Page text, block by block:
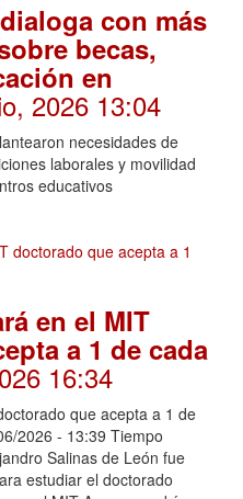
con más
becas,
en
2026 13:04
necesidades de
laborales y movilidad
educativos
en el MIT
a 1 de cada
16:34
que acepta a 1 de
2026 - 13:39 Tiempo
Salinas de León fue
estudiar el doctorado